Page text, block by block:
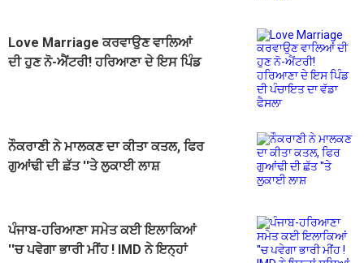
Love Marriage ਕਰਵਾਉਣ ਵਾਲਿਆਂ
ਦੀ ਹੁਣ ਨੋ-ਐਂਟਰੀ! ਹਰਿਆਣਾ ਦੇ ਇਸ ਪਿੰਡ
ਨੌਕਰਾਣੀ ਨੇ ਮਾਲਕਣ ਦਾ ਕੀਤਾ ਕਤਲ, ਫਿਰ
ਗੁਆਂਢੀ ਦੀ ਛੱਤ ''ਤੇ ਲੁਕਾਈ ਲਾਸ਼
ਪੰਜਾਬ-ਹਰਿਆਣਾ ਸਮੇਤ ਕਈ ਇਲਾਕਿਆਂ
''ਚ ਪਵੇਗਾ ਭਾਰੀ ਮੀਂਹ ! IMD ਨੇ ਇਨ੍ਹਾਂ